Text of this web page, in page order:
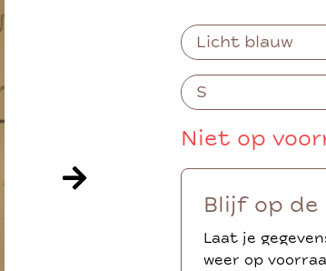
Niet op
Blijf op
Laat je
weer op